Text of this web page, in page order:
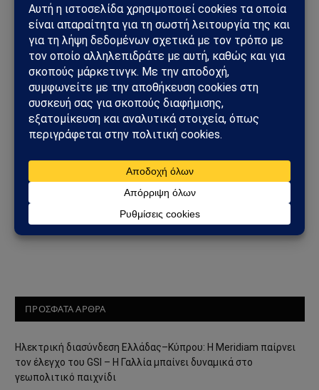
Τελεσίγραφο Μακρόν-Σίσι
σε Ερντογάν: «Πάρε τώρα
τον στρατό σου από την
Λιβύη»
ΠΡΟΣΦΑΤΑ ΑΡΘΡΑ
Ηλεκτρική διασύνδεση Ελλάδας–Κύπρου: Η Meridiam παίρνει
τον έλεγχο του GSI – Η Γαλλία μπαίνει δυναμικά στο
γεωπολιτικό παιχνίδι